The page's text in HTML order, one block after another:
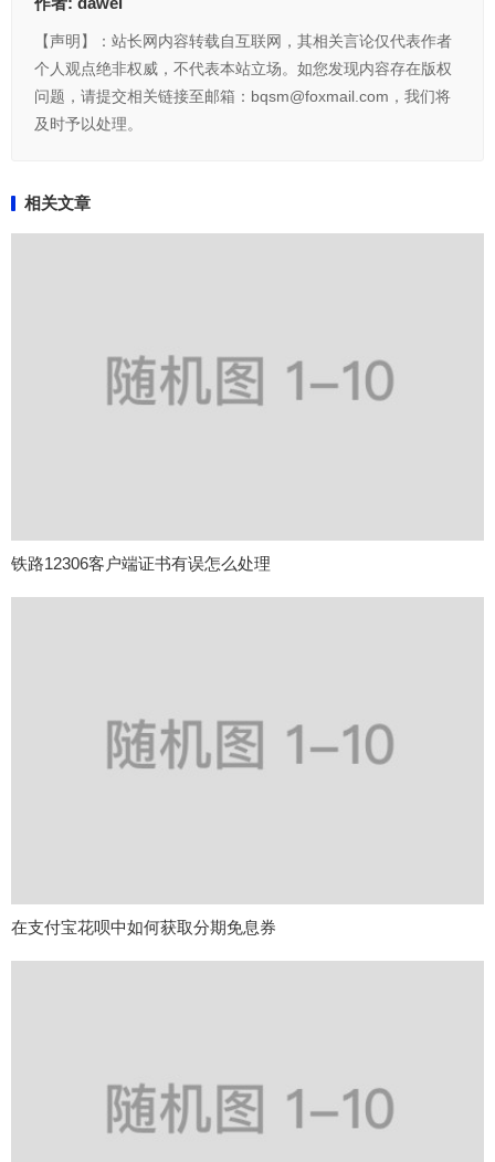
【声明】：站长网内容转载自互联网，其相关言论仅代表作者
个人观点绝非权威，不代表本站立场。如您发现内容存在版权
问题，请提交相关链接至邮箱：bqsm@foxmail.com，我们将
及时予以处理。
相关文章
铁路12306客户端证书有误怎么处理
在支付宝花呗中如何获取分期免息券